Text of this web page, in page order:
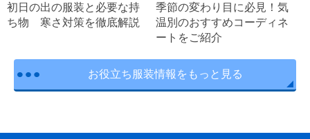
初日の出の服装と必要な持
ち物 寒さ対策を徹底解説
季節の変わり目に必見！気
温別のおすすめコーディネ
ートをご紹介
お役立ち服装情報をもっと見る